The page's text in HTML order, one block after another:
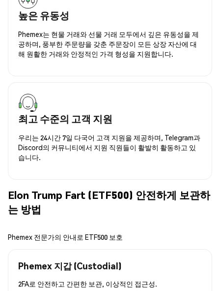
높은 유동성
Phemex는 현물 거래와 선물 거래 모두에서 깊은 유동성을 제
공하며, 풍부한 주문량을 갖춘 주문장이 모든 상장 자산에 대
해 원활한 거래와 안정적인 가격 형성을 지원합니다.
최고 수준의 고객 지원
우리는 24시간 7일 다국어 고객 지원을 제공하며, Telegram과
Discord의 커뮤니티에서 지원 직원들이 활발히 활동하고 있
습니다.
Elon Trump Fart (ETF500) 안전하게 보관하
는 방법
Phemex 전문가의 안내로 ETF500 보호
Phemex 지갑 (Custodial)
2FA로 안전하고 간편한 보관, 이상적인 접근성.